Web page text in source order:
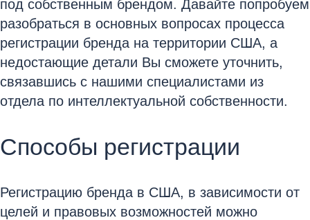
под собственным брендом. Давайте попробуем
разобраться в основных вопросах процесса
регистрации бренда на территории США, а
недостающие детали Вы сможете уточнить,
связавшись с нашими специалистами из
отдела по интеллектуальной собственности.
Способы регистрации
Регистрацию бренда в США, в зависимости от
целей и правовых возможностей можно